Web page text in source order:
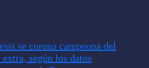
se corona campeona del
según los datos